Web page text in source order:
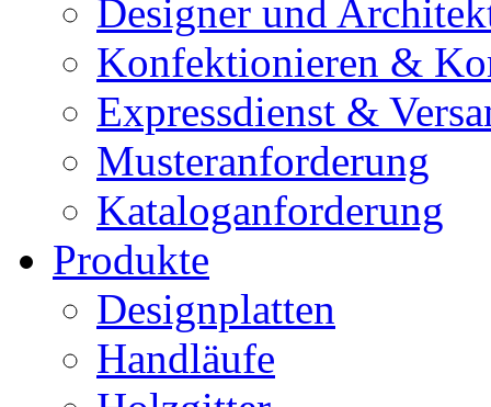
Designer und
Konfektionieren &
Expressdienst &
Musteranforderung
Kataloganforderung
Produkte
Designplatten
Handläufe